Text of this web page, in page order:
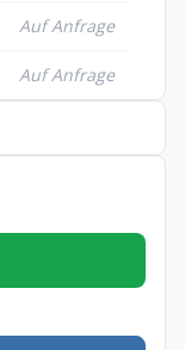
Auf Anfrage
Auf Anfrage